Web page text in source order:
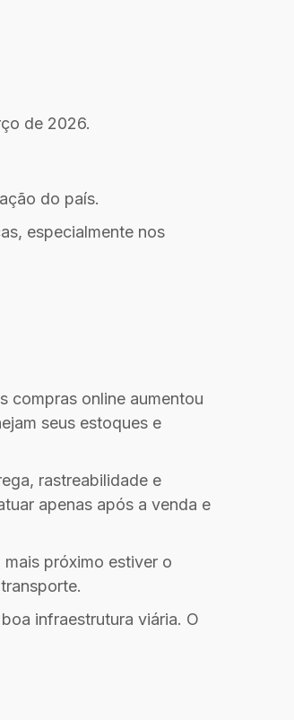
de 2026.
do país.
especialmente nos
compras online aumentou
seus estoques e
rastreabilidade e
apenas após a venda e
próximo estiver o
infraestrutura viária. O